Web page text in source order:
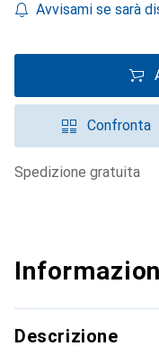
Avvisami se sarà
Confronta
spedizione gratuita
Descrizione